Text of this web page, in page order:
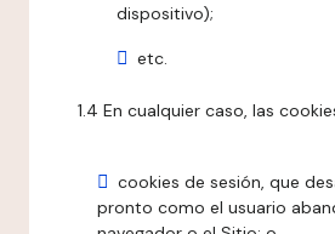
dispositivo);
etc.
1.4 En cualquier caso, las
cookies de sesión, que
pronto como el usuario